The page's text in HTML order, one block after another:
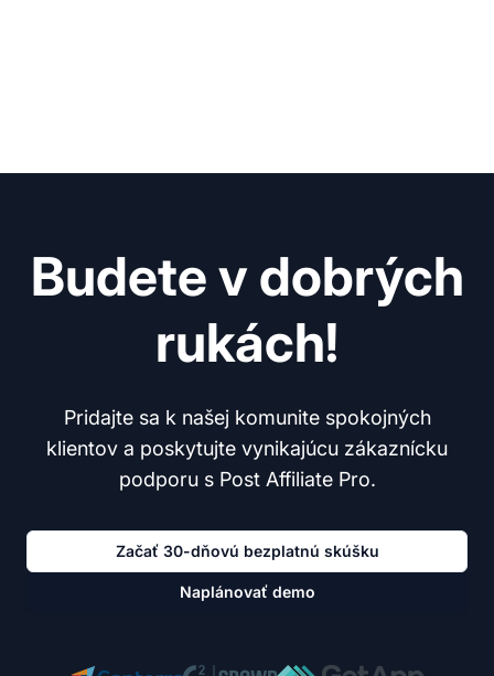
Budete v dobrých
rukách!
Pridajte sa k našej komunite spokojných
klientov a poskytujte vynikajúcu zákaznícku
podporu s Post Affiliate Pro.
Začať 30-dňovú bezplatnú skúšku
Naplánovať demo